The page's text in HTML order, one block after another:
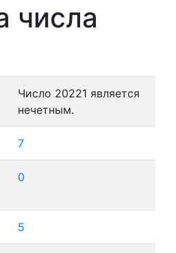
числа
Число 20221 является
нечетным.
7
0
5